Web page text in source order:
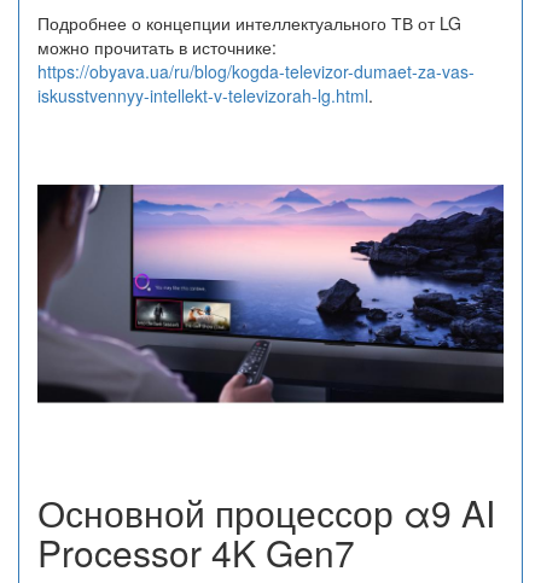
Подробнее о концепции интеллектуального ТВ от LG
можно прочитать в источнике:
https://obyava.ua/ru/blog/kogda-televizor-dumaet-za-vas-
iskusstvennyy-intellekt-v-televizorah-lg.html.
Основной процессор α9 AI
Processor 4K Gen7